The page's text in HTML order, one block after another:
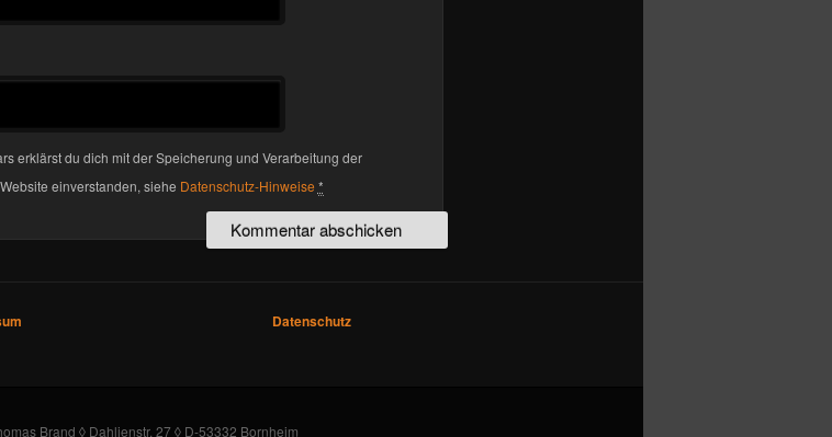
erklärst du dich mit der Speicherung und Verarbeitung der
einverstanden, siehe Datenschutz-Hinweise *
Datenschutz
Brand ◊ Dahlienstr. 27 ◊ D-53332 Bornheim